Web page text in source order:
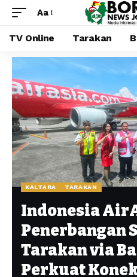
Aa
TV Online Tarakan
KALTARA TARAKAN
Indonesia
Penerbangan
Tarakan via
Perkuat